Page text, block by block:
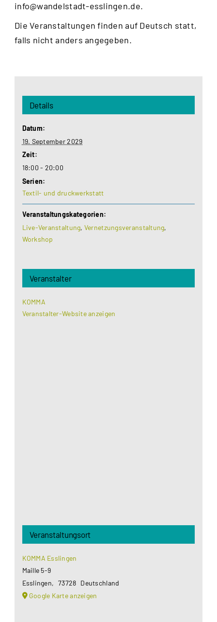
info@wandelstadt-esslingen.de.
Die Veranstaltungen finden auf Deutsch statt,
falls nicht anders angegeben.
Details
Datum:
19. September 2029
Zeit:
18:00 - 20:00
Serien:
Textil- und druckwerkstatt
Veranstaltungskategorien:
Live-Veranstaltung, Vernetzungsveranstaltung,
Workshop
Veranstalter
KOMMA
Veranstalter-Website anzeigen
Veranstaltungsort
KOMMA Esslingen
Maille 5-9
Esslingen, 73728 Deutschland
Google Karte anzeigen